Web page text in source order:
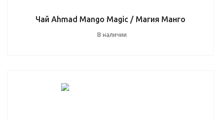
Чай Ahmad Mango Magic / Магия Манго
В наличии